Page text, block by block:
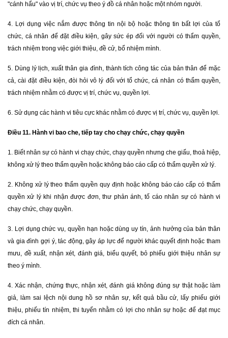
"cánh hẩu" vào vị trí, chức vụ theo ý đồ cá nhân hoặc một nhóm người.
4. Lợi dụng việc nắm được thông tin nội bộ hoặc thông tin bất lợi của tổ
chức, cá nhân để đặt điều kiện, gây sức ép đối với người có thẩm quyền,
trách nhiệm trong việc giới thiệu, đề cử, bổ nhiệm mình.
5. Dùng lý lịch, xuất thân gia đình, thành tích công tác của bản thân để mặc
cả, cài đặt điều kiện, đòi hỏi vô lý đối với tổ chức, cá nhân có thẩm quyền,
trách nhiệm nhằm có được vị trí, chức vụ, quyền lợi.
6. Sử dụng các hành vi tiêu cực khác nhằm có được vị trí, chức vụ, quyền lợi.
Điều 11. Hành vi bao che, tiếp tay cho chạy chức, chạy quyền
1. Biết nhân sự có hành vi chạy chức, chạy quyền nhưng che giấu, thoả hiệp,
không xử lý theo thẩm quyền hoặc không báo cáo cấp có thẩm quyền xử lý.
2. Không xử lý theo thẩm quyền quy định hoặc không báo cáo cấp có thẩm
quyền xử lý khi nhận được đơn, thư phản ánh, tố cáo nhân sự có hành vi
chạy chức, chạy quyền.
3. Lợi dụng chức vụ, quyền hạn hoặc dùng uy tín, ảnh hưởng của bản thân
và gia đình gợi ý, tác động, gây áp lực để người khác quyết định hoặc tham
mưu, đề xuất, nhận xét, đánh giá, biểu quyết, bỏ phiếu giới thiệu nhân sự
theo ý mình.
4. Xác nhận, chứng thực, nhận xét, đánh giá không đúng sự thật hoặc làm
giả, làm sai lệch nội dung hồ sơ nhân sự, kết quả bầu cử, lấy phiếu giới
thiệu, phiếu tín nhiệm, thi tuyển nhằm có lợi cho nhân sự hoặc để đạt mục
đích cá nhân.